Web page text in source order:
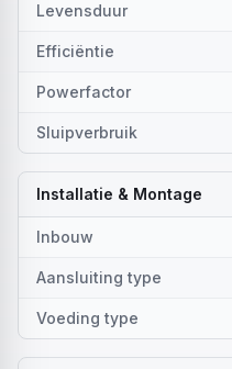
Levensduur
Efficiëntie
Powerfactor
Sluipverbruik
Installatie & Montage
Inbouw
Aansluiting type
Voeding type